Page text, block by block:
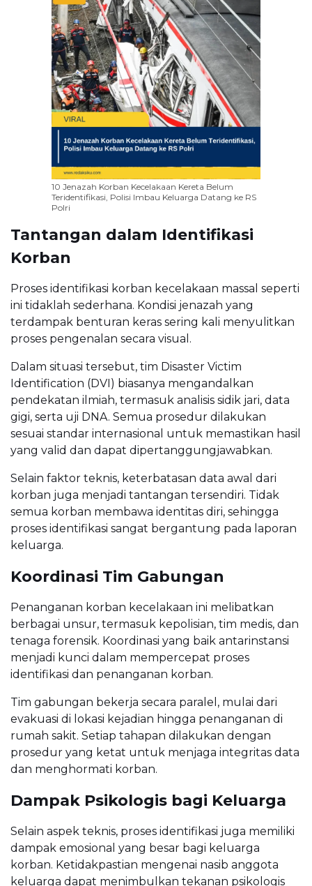
10 Jenazah Korban Kecelakaan Kereta Belum
Teridentifikasi, Polisi Imbau Keluarga Datang ke RS
Polri
Tantangan dalam Identifikasi
Korban
Proses identifikasi korban kecelakaan massal seperti
ini tidaklah sederhana. Kondisi jenazah yang
terdampak benturan keras sering kali menyulitkan
proses pengenalan secara visual.
Dalam situasi tersebut, tim Disaster Victim
Identification (DVI) biasanya mengandalkan
pendekatan ilmiah, termasuk analisis sidik jari, data
gigi, serta uji DNA. Semua prosedur dilakukan
sesuai standar internasional untuk memastikan hasil
yang valid dan dapat dipertanggungjawabkan.
Selain faktor teknis, keterbatasan data awal dari
korban juga menjadi tantangan tersendiri. Tidak
semua korban membawa identitas diri, sehingga
proses identifikasi sangat bergantung pada laporan
keluarga.
Koordinasi Tim Gabungan
Penanganan korban kecelakaan ini melibatkan
berbagai unsur, termasuk kepolisian, tim medis, dan
tenaga forensik. Koordinasi yang baik antarinstansi
menjadi kunci dalam mempercepat proses
identifikasi dan penanganan korban.
Tim gabungan bekerja secara paralel, mulai dari
evakuasi di lokasi kejadian hingga penanganan di
rumah sakit. Setiap tahapan dilakukan dengan
prosedur yang ketat untuk menjaga integritas data
dan menghormati korban.
Dampak Psikologis bagi Keluarga
Selain aspek teknis, proses identifikasi juga memiliki
dampak emosional yang besar bagi keluarga
korban. Ketidakpastian mengenai nasib anggota
keluarga dapat menimbulkan tekanan psikologis